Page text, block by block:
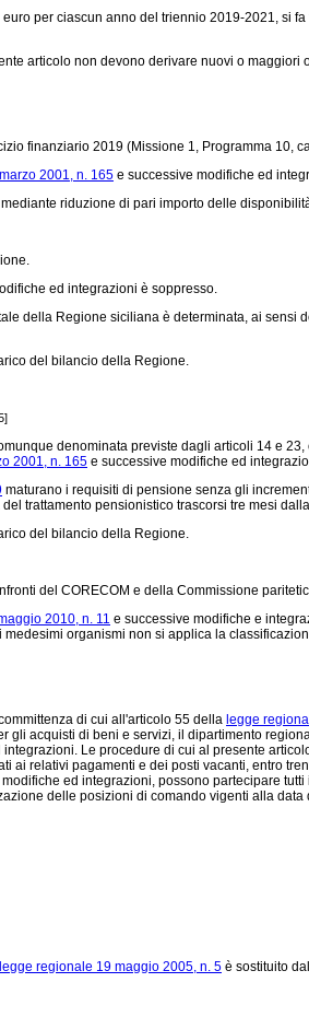
per ciascun anno del triennio 2019-2021, si
articolo non devono derivare nuovi o
finanziario 2019 (Missione 1, Programma 10,
2001, n. 165 e successive modifiche ed
riduzione di pari importo delle
ed integrazioni è soppresso.
della Regione siciliana è determinata, ai sensi
del bilancio della Regione.
denominata previste dagli articoli 14 e 23,
2001, n. 165 e successive modifiche ed
maturano i requisiti di pensione senza gli
trattamento pensionistico trascorsi tre mesi
del bilancio della Regione.
del CORECOM e della Commissione
2010, n. 11 e successive modifiche e
organismi non si applica la
di cui all'articolo 55 della legge
acquisti di beni e servizi, il dipartimento
Le procedure di cui al presente
ai relativi pagamenti e dei posti vacanti, entro
ed integrazioni, possono partecipare
delle posizioni di comando vigenti alla
legge regionale 19 maggio 2005, n. 5 è sostituito